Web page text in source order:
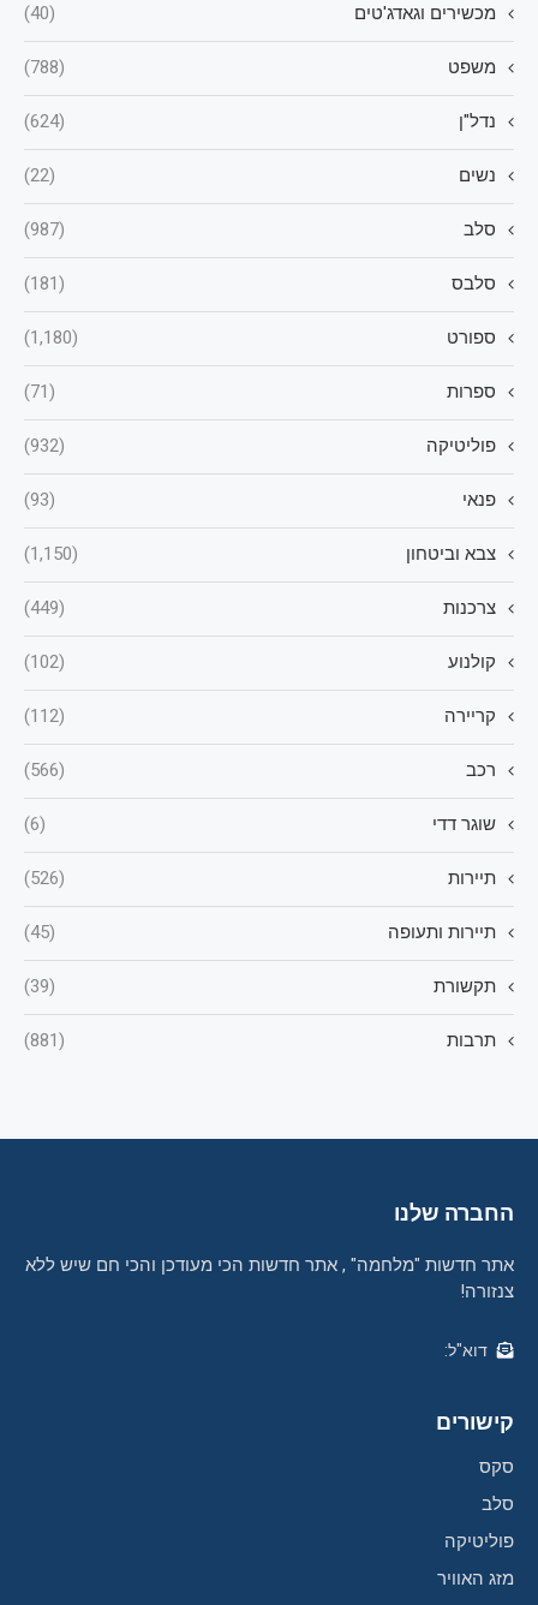
מכשירים וגאדג'טים (40)
משפט (788)
נדל"ן (624)
נשים (22)
סלב (987)
סלבס (181)
ספורט (1,180)
ספרות (71)
פוליטיקה (932)
פנאי (93)
צבא וביטחון (1,150)
צרכנות (449)
קולנוע (102)
קריירה (112)
רכב (566)
שוגר דדי (6)
תיירות (526)
תיירות ותעופה (45)
תקשורת (39)
תרבות (881)
החברה שלנו
אתר חדשות "מלחמה" , אתר חדשות הכי מעודכן והכי חם שיש ללא
צנזורה!
דוא"ל:
קישורים
סקס
סלב
פוליטיקה
מזג האוויר